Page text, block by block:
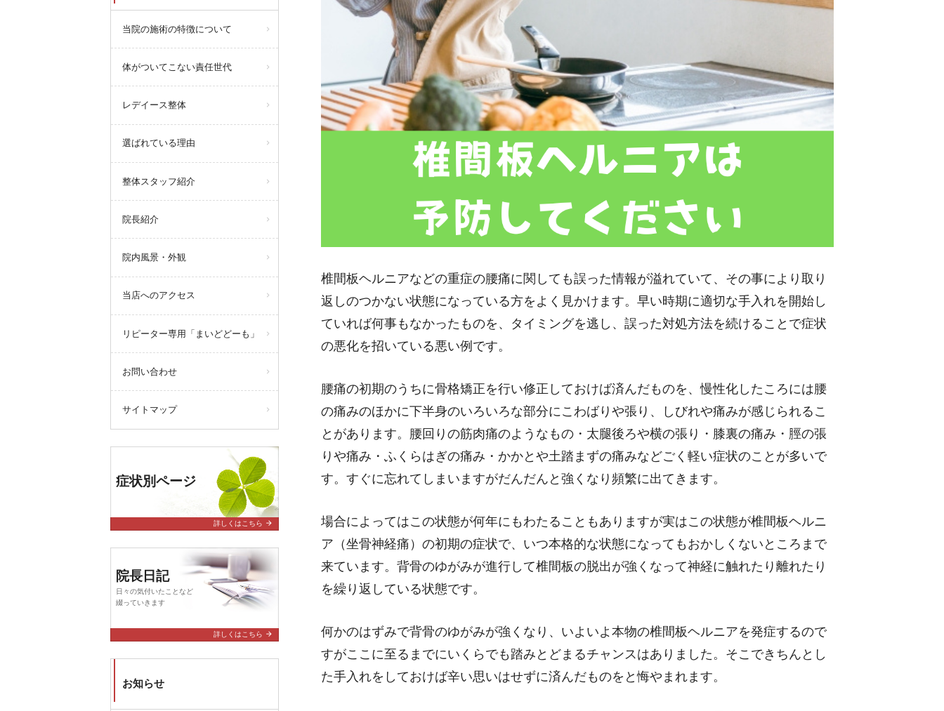
椎間板ヘルニアなどの重症の腰痛に関しても誤った情報が溢れていて、その事により取り
返しのつかない状態になっている方をよく見かけます。早い時期に適切な手入れを開始し
ていれば何事もなかったものを、タイミングを逃し、誤った対処方法を続けることで症状
の悪化を招いている悪い例です。
腰痛の初期のうちに骨格矯正を行い修正しておけば済んだものを、慢性化したころには腰
の痛みのほかに下半身のいろいろな部分にこわばりや張り、しびれや痛みが感じられるこ
とがあります。腰回りの筋肉痛のようなもの・太腿後ろや横の張り・膝裏の痛み・脛の張
りや痛み・ふくらはぎの痛み・かかとや土踏まずの痛みなどごく軽い症状のことが多いで
す。すぐに忘れてしまいますがだんだんと強くなり頻繁に出てきます。
場合によってはこの状態が何年にもわたることもありますが実はこの状態が椎間板ヘルニ
ア（坐骨神経痛）の初期の症状で、いつ本格的な状態になってもおかしくないところまで
来ています。背骨のゆがみが進行して椎間板の脱出が強くなって神経に触れたり離れたり
を繰り返している状態です。
何かのはずみで背骨のゆがみが強くなり、いよいよ本物の椎間板ヘルニアを発症するので
すがここに至るまでにいくらでも踏みとどまるチャンスはありました。そこできちんとし
た手入れをしておけば辛い思いはせずに済んだものをと悔やまれます。
当院の施術の特徴について
体がついてこない責任世代
レデイース整体
選ばれている理由
整体スタッフ紹介
院長紹介
院内風景・外観
当店へのアクセス
リピーター専用「まいどどーも」
お問い合わせ
サイトマップ
症状別ページ
詳しくはこちら arrow_forward
院長日記
日々の気付いたことなど
綴っていきます
詳しくはこちら arrow_forward
お知らせ